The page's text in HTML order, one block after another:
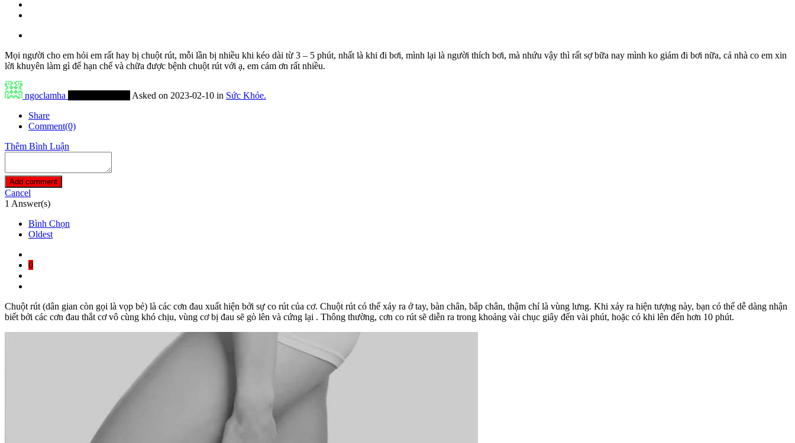
Mọi người cho em hỏi em rất hay bị chuột rút, mỗi lần bị nhiều khi kéo dài từ 3 – 5 phút, nhất là khi đi bơi, mình lại là người thích bơi, mà nhứu vậy thì rất sợ bữa nay mình ko giám đi bơi nữa, cả nhà co em xin
lời khuyên làm gì để hạn chế và chữa được bệnh chuột rút với ạ, em cám ơn rất nhiều.
ngoclamha Asked on 2023-02-10 in Sức Khỏe.
Share
Comment(0)
Thêm Bình Luận
Add comment
Cancel
1 Answer(s)
Bình Chọn
Oldest
0
Chuột rút (dân gian còn gọi là vọp bẻ) là các cơn đau xuất hiện bởi sự co rút của cơ. Chuột rút có thể xảy ra ở tay, bàn chân, bắp chân, thậm chí là vùng lưng. Khi xảy ra hiện tượng này, bạn có thể dễ dàng nhận
biết bởi các cơn đau thắt cơ vô cùng khó chịu, vùng cơ bị đau sẽ gò lên và cứng lại . Thông thường, cơn co rút sẽ diễn ra trong khoảng vài chục giây đến vài phút, hoặc có khi lên đến hơn 10 phút.